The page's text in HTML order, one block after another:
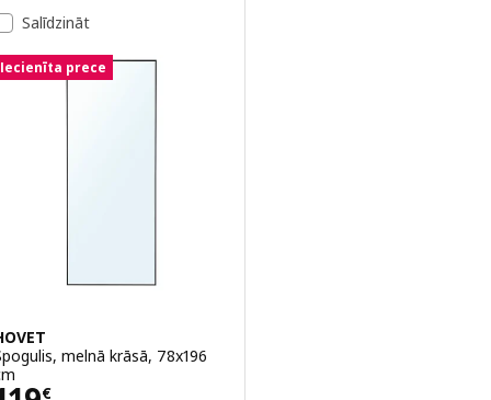
Salīdzināt
Iecienīta prece
melnā krāsā, 78x196
€